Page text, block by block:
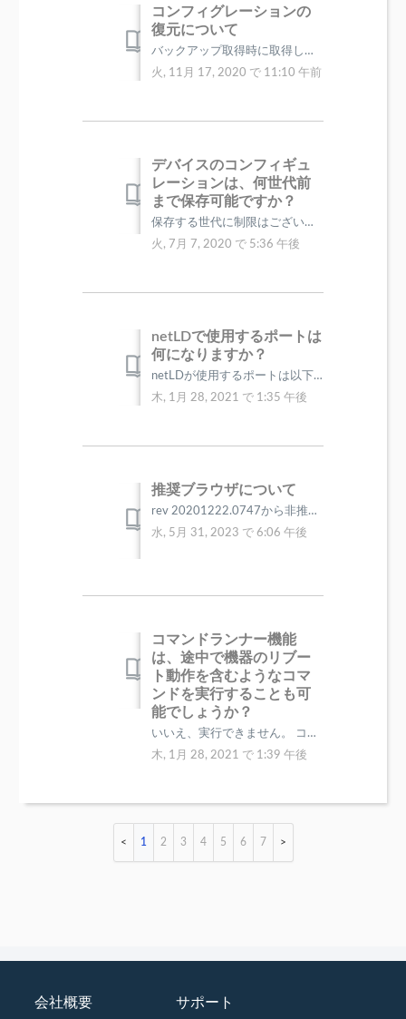
コンフィグレーションの
復元について
バックアップ取得時に取得したコンフィグレーションで 先頭に「/cli-」が付与されているコンフィグレーションは TelnetやSSH等の単体プロトコ...
火, 11月 17, 2020 で 11:10 午前
デバイスのコンフィギュ
レーションは、何世代前
まで保存可能ですか？
保存する世代に制限はございませんが、保存期間に依存します。 「サーバ設定」-「データ保存期間」画面で、以下の保存期間を選択可能です。 半年、1...
火, 7月 7, 2020 で 5:36 午後
netLDで使用するポートは
何になりますか？
netLDが使用するポートは以下サイトをご参照ください。 http://www.lvi.co.jp/NetLD_download/documen...
木, 1月 28, 2021 で 1:35 午後
推奨ブラウザについて
rev 20201222.0747から非推奨のブラウザを使用した際にダイアログを表示するようにしました。 推奨ブラウザ FireFo...
水, 5月 31, 2023 で 6:06 午後
コマンドランナー機能
は、途中で機器のリブー
ト動作を含むようなコマ
ンドを実行することも可
能でしょうか？
いいえ、実行できません。 コマンドランナーは複数の設定コマンドを一括して投入、実行することは可能ですが、途中に機器のリブートが入る設定には対応で...
木, 1月 28, 2021 で 1:39 午後
1 2 3 4 5 6 7
会社概要 サポート